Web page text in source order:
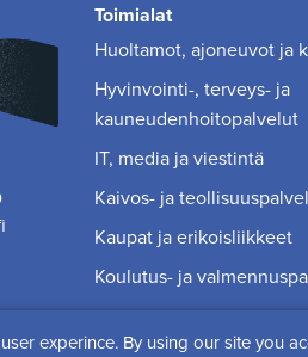
Toimialat
Huoltamot, ajoneuvot ja
Hyvinvointi-, terveys- ja
kauneudenhoitopalvelut
IT, media ja viestintä
Kaivos- ja
Kaupat ja erikoisliikkeet
Koulutus- ja
experince. By using our site you